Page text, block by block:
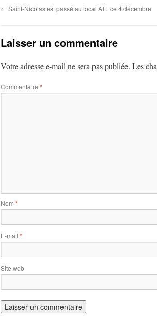
← Saint-Nicolas est passé au local ATL ce 4 décembre
Laisser un commentaire
Votre adresse e-mail ne sera pas publiée. Les
Commentaire *
Nom *
E-mail *
Site web